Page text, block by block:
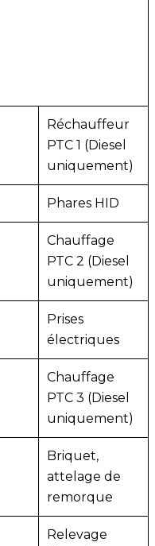
Réchauffeur
PTC 1 (Diesel
uniquement)
Phares HID
Chauffage
PTC 2 (Diesel
uniquement)
Prises
électriques
Chauffage
PTC 3 (Diesel
uniquement)
Briquet,
attelage de
remorque
Relevage